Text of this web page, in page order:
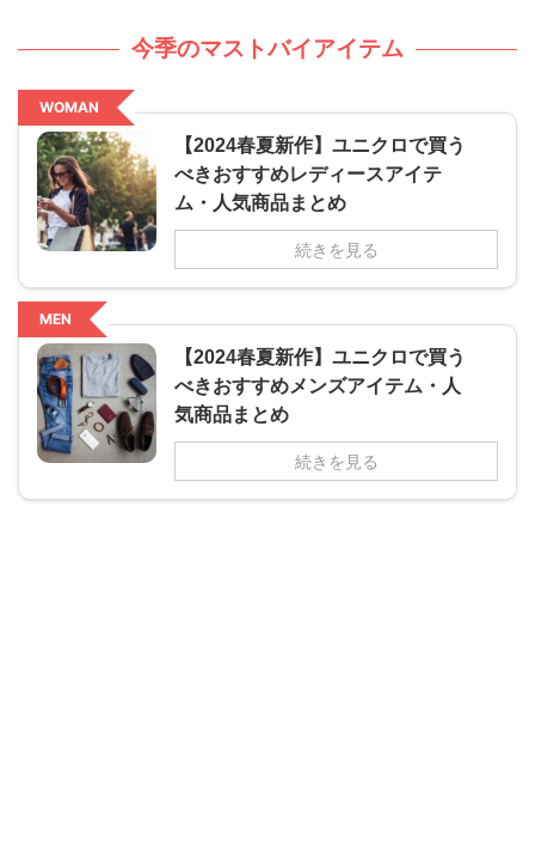
今季のマストバイアイテム
WOMAN
【2024春夏新作】ユニクロで買う
べきおすすめレディースアイテ
ム・人気商品まとめ
続きを見る
MEN
【2024春夏新作】ユニクロで買う
べきおすすめメンズアイテム・人
気商品まとめ
続きを見る